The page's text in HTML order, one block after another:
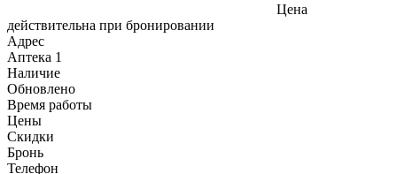
Цена
действительна при бронировании
Адрес
Аптека 1
Наличие
Обновлено
Время работы
Цены
Скидки
Бронь
Телефон